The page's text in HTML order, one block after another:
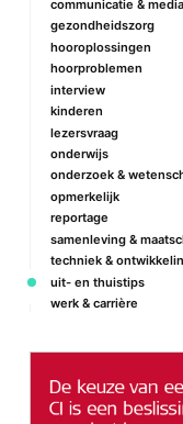
communicatie & media
gezondheidszorg
hooroplossingen
hoorproblemen
interview
kinderen
lezersvraag
onderwijs
onderzoek &
opmerkelijk
reportage
samenleving &
techniek &
uit- en thuistips
werk & carrière